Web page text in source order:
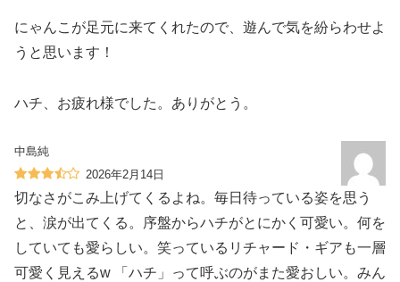
にゃんこが足元に来てくれたので、遊んで気を紛らわせよ
うと思います！
ハチ、お疲れ様でした。ありがとう。
中島純
2026年2月14日
切なさがこみ上げてくるよね。毎日待っている姿を思う
と、涙が出てくる。序盤からハチがとにかく可愛い。何を
していても愛らしい。笑っているリチャード・ギアも一層
可愛く見えるw 「ハチ」って呼ぶのがまた愛おしい。みん